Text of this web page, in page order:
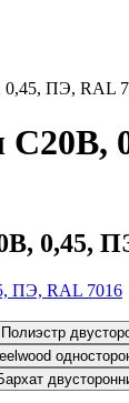
0,45, ПЭ, RAL
0,45,
Полиэстр